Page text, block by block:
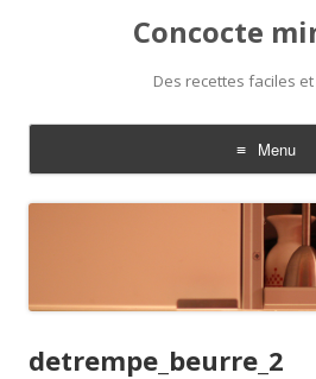
Concocte
Des recettes faciles
Menu
Aller
au
detrempe_beurre_2